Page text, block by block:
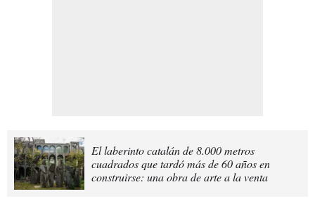
El laberinto catalán de 8.000 metros
cuadrados que tardó más de 60 años en
construirse: una obra de arte a la venta